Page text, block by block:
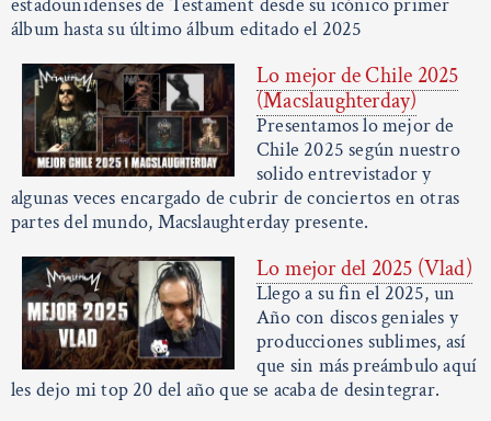
álbum hasta su último álbum editado el 2025
Lo mejor de Chile 2025
(Macslaughterday)
Presentamos lo mejor de
Chile 2025 según nuestro
solido entrevistador y
algunas veces encargado de cubrir de conciertos en otras
partes del mundo, Macslaughterday presente.
Lo mejor del 2025 (Vlad)
Llego a su fin el 2025, un
Año con discos geniales y
producciones sublimes, así
que sin más preámbulo aquí
les dejo mi top 20 del año que se acaba de desintegrar.